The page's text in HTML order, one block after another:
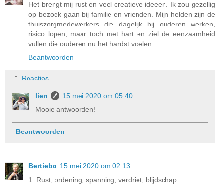
Het brengt mij rust en veel creatieve ideeen. Ik zou gezellig
op bezoek gaan bij familie en vrienden. Mijn helden zijn de
thuiszorgmedewerkers die dagelijk bij ouderen werken,
risico lopen, maar toch met hart en ziel de eenzaamheid
vullen die ouderen nu het hardst voelen.
Beantwoorden
Reacties
lien
15 mei 2020 om 05:40
Mooie antwoorden!
Beantwoorden
Bertiebo 15 mei 2020 om 02:13
1. Rust, ordening, spanning, verdriet, blijdschap